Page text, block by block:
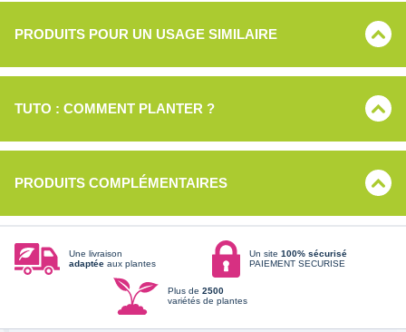
PRODUITS POUR UN USAGE SIMILAIRE
TUTO : COMMENT PLANTER ?
PRODUITS COMPLÉMENTAIRES
Une livraison
adaptée aux plantes
Un site 100% sécurisé
PAIEMENT SECURISE
Plus de 2500
variétés de plantes